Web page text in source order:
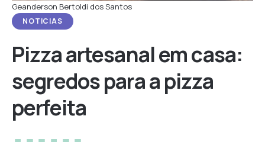
NOTICIAS
Pizza artesanal em casa:
segredos para a pizza
perfeita
Geanderson Bertoldi dos Santos